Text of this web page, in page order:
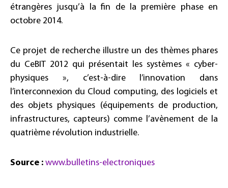
étrangères jusqu’à la fin de la première phase en
octobre 2014.
Ce projet de recherche illustre un des thèmes phares
du CeBIT 2012 qui présentait les systèmes « cyber-
physiques », c’est-à-dire l’innovation dans
l’interconnexion du Cloud computing, des logiciels et
des objets physiques (équipements de production,
infrastructures, capteurs) comme l’avènement de la
quatrième révolution industrielle.
Source : www.bulletins-electroniques